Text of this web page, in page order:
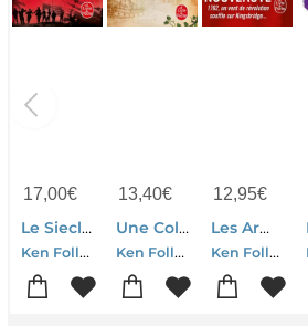
17,00€
Le Siecle Tome 3 ; Aux Portes De L'eternite
Ken Follett
13,40€
Une Colonne De Feu
Ken Follett
12,95€
Les Armes De La Lumiere
Ken Follett